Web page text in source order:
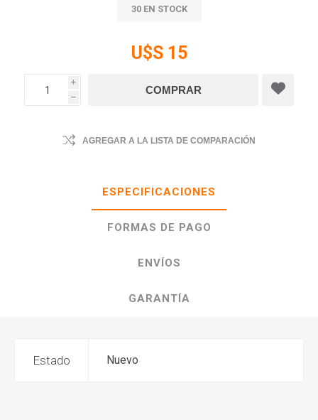
30 EN STOCK
U$S 15
i
h
AGREGAR A LA LISTA DE COMPARACIÓN
ESPECIFICACIONES
FORMAS DE PAGO
ENVÍOS
GARANTÍA
Estado Nuevo